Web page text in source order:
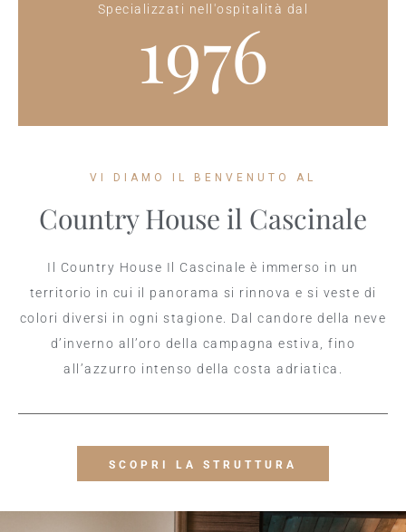
Specializzati nell'ospitalità dal
1976
VI DIAMO IL BENVENUTO AL
Country House il Cascinale
Il Country House Il Cascinale è immerso in un
territorio in cui il panorama si rinnova e si veste di
colori diversi in ogni stagione. Dal candore della neve
d’inverno all’oro della campagna estiva, fino
all’azzurro intenso della costa adriatica.
SCOPRI LA STRUTTURA